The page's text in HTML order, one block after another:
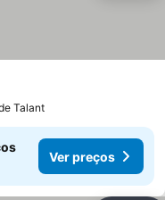
Talant
Ver preços